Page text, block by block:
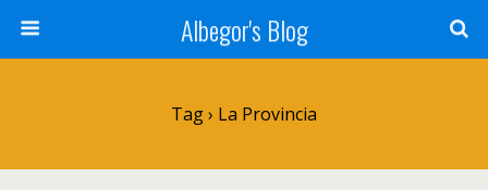
Albegor's Blog
Tag › La Provincia